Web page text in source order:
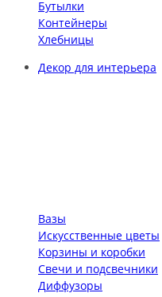
Бутылки
Контейнеры
Хлебницы
Декор для интерьера
Вазы
Искусственные цветы
Корзины и коробки
Свечи и подсвечники
Диффузоры